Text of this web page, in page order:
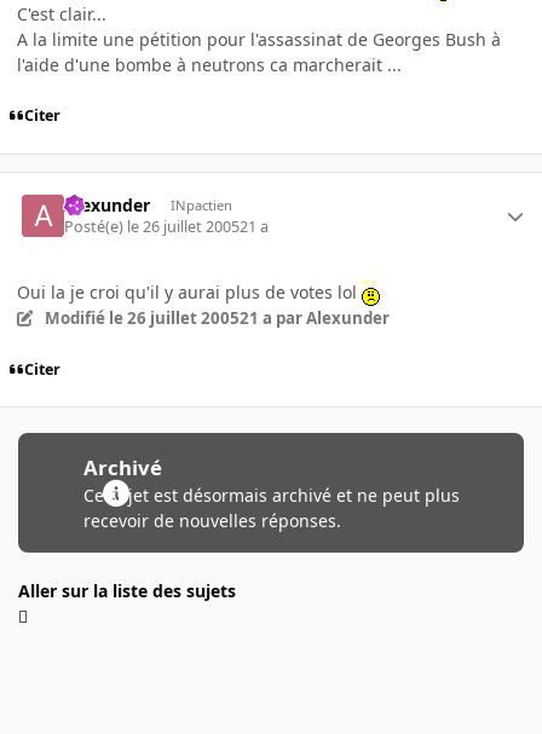
C'est clair...
A la limite une pétition pour l'assassinat de Georges Bush à
l'aide d'une bombe à neutrons ca marcherait ...
Citer
Alexunder INpactien
Posté(e) le 26 juillet 200521 a
Oui la je croi qu'il y aurai plus de votes lol
Modifié le 26 juillet 200521 a par Alexunder
Citer
Archivé
Ce sujet est désormais archivé et ne peut plus
recevoir de nouvelles réponses.
Aller sur la liste des sujets